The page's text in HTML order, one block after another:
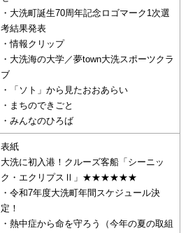
・大洗町誕生70周年記念ロゴマーク1次選
考結果発表
・情報クリップ
・大洗海の大学／夢town大洗スポーツクラ
ブ
・「ソト」から見たおおあらい
・まちのできごと
・みんなのひろば
表紙
大洗に初入港！クルーズ客船「シーニッ
ク・エクリプスⅡ」★★★★★★
・令和7年度大洗町年間スケジュール決
定！
・熱中症から命を守ろう（今年の夏の取組